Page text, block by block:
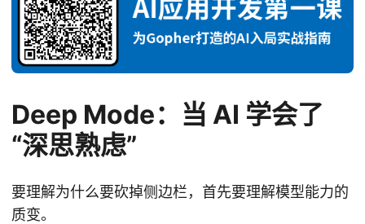
Deep Mode：当 AI 学会了
“深思熟虑”
要理解为什么要砍掉侧边栏，首先要理解模型能力的
质变。